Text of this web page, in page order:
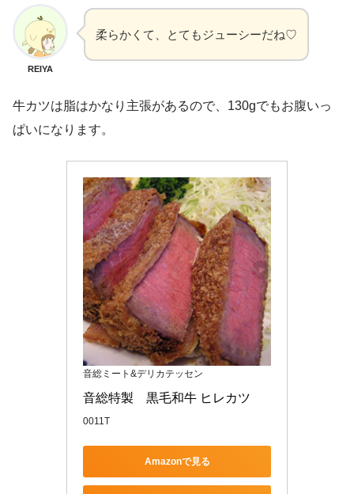
REIYA
柔らかくて、とてもジューシーだね♡
牛カツは脂はかなり主張があるので、130gでもお腹いっ
ぱいになります。
音総ミート&デリカテッセン
音総特製　黒毛和牛 ヒレカツ
0011T
Amazonで見る